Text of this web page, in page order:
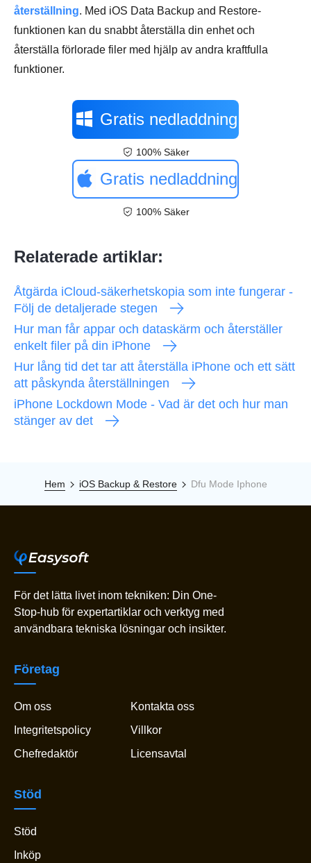
återställning. Med iOS Data Backup and Restore-
funktionen kan du snabbt återställa din enhet och
återställa förlorade filer med hjälp av andra kraftfulla
funktioner.
Gratis nedladdning
100% Säker
Gratis nedladdning
100% Säker
Relaterade artiklar:
Åtgärda iCloud-säkerhetskopia som inte fungerar -
Följ de detaljerade stegen
Hur man får appar och dataskärm och återställer
enkelt filer på din iPhone
Hur lång tid det tar att återställa iPhone och ett sätt
att påskynda återställningen
iPhone Lockdown Mode - Vad är det och hur man
stänger av det
Hem iOS Backup & Restore Dfu Mode Iphone
För det lätta livet inom tekniken: Din One-
Stop-hub för expertartiklar och verktyg med
användbara tekniska lösningar och insikter.
Företag
Om oss
Kontakta oss
Integritetspolicy
Villkor
Chefredaktör
Licensavtal
Stöd
Stöd
Inköp